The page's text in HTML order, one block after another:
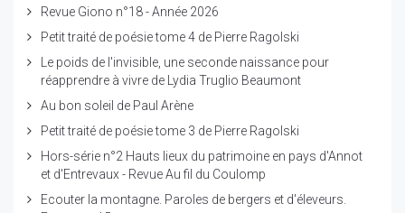
Revue Giono n°18 - Année 2026
Petit traité de poésie tome 4 de Pierre Ragolski
Le poids de l'invisible, une seconde naissance pour
réapprendre à vivre de Lydia Truglio Beaumont
Au bon soleil de Paul Arène
Petit traité de poésie tome 3 de Pierre Ragolski
Hors-série n°2 Hauts lieux du patrimoine en pays d'Annot
et d'Entrevaux - Revue Au fil du Coulomp
Ecouter la montagne. Paroles de bergers et d'éleveurs.